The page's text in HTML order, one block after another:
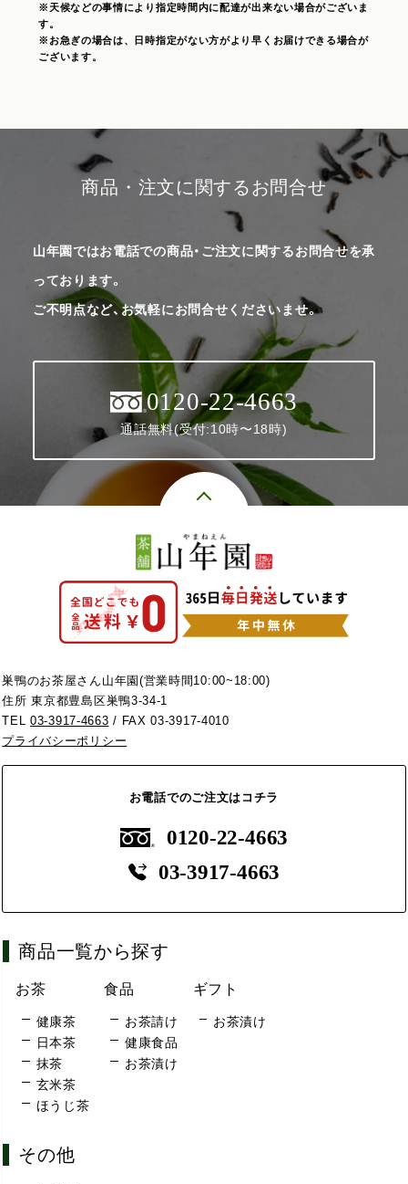
※天候などの事情により指定時間内に配達が出来ない場合がございま
す。
※お急ぎの場合は、日時指定がない方がより早くお届けできる場合が
ございます。
商品・注文に関するお問合せ
山年園ではお電話での商品・ご注文に関するお問合せを承
っております。
ご不明点など、お気軽にお問合せくださいませ。
0120-22-4663
通話無料(受付:10時〜18時)
巣鴨のお茶屋さん山年園(営業時間10:00~18:00)
住所 東京都豊島区巣鴨3-34-1
TEL03-3917-4663 / FAX 03-3917-4010
プライバシーポリシー
お電話でのご注文はコチラ
0120-22-4663
03-3917-4663
商品一覧から探す
お茶
健康茶
日本茶
抹茶
玄米茶
ほうじ茶
食品
お茶請け
健康食品
お茶漬け
ギフト
お茶漬け
その他